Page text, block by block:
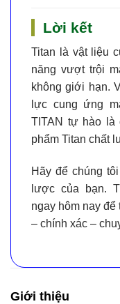
Lời kết
Titan là vật liệu
năng vượt trội
không giới hạn.
lực cung ứng
TITAN tự hào là
phẩm Titan chất
Hãy để chúng
lược của bạn.
ngay hôm nay
– chính xác –
Giới thiệu